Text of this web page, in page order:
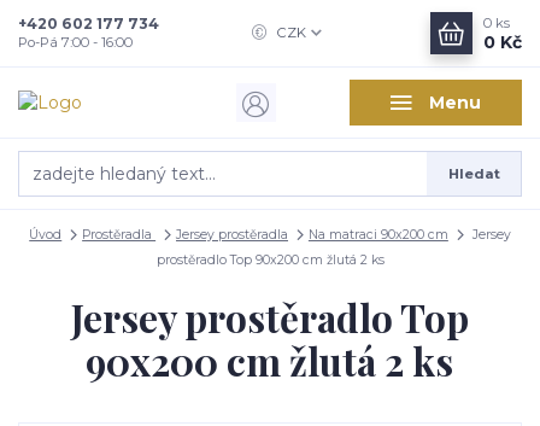
Menu
CZK
Hledat
+420 602 177 734
Po-Pá 7:00 - 16:00
0 ks
0 Kč
Úvod Prostěradla Jersey prostěradla Na matraci 90x200 cm
Jersey
prostěradlo Top 90x200 cm žlutá 2 ks
Jersey prostěradlo Top
90x200 cm žlutá 2 ks